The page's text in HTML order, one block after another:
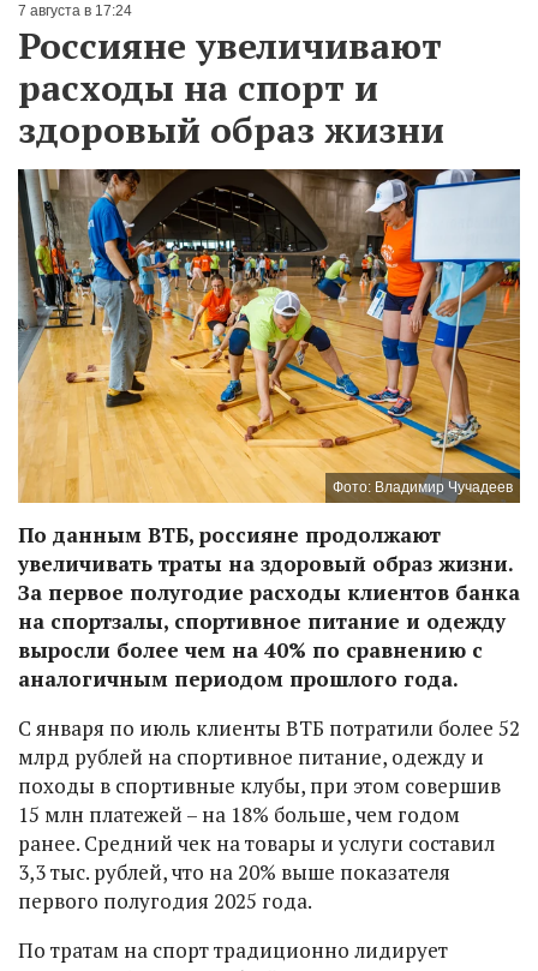
7 августа в 17:24
Россияне увеличивают
расходы на спорт и
здоровый образ жизни
Фото: Владимир Чучадеев
По данным ВТБ, россияне продолжают
увеличивать траты на здоровый образ жизни.
За первое полугодие расходы клиентов банка
на спортзалы, спортивное питание и одежду
выросли более чем на 40% по сравнению с
аналогичным периодом прошлого года.
С января по июль клиенты ВТБ потратили более 52
млрд рублей на спортивное питание, одежду и
походы в спортивные клубы, при этом совершив
15 млн платежей – на 18% больше, чем годом
ранее. Средний чек на товары и услуги составил
3,3 тыс. рублей, что на 20% выше показателя
первого полугодия 2025 года.
По тратам на спорт традиционно лидирует